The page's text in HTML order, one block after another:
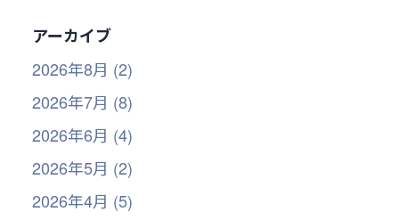
アーカイブ
2026年8月 (2)
2026年7月 (8)
2026年6月 (4)
2026年5月 (2)
2026年4月 (5)